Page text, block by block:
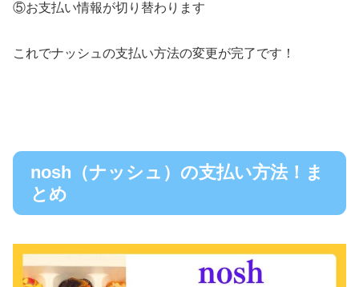
⑤お支払い情報が切り替わります
これでナッシュの支払い方法の変更が完了です！
nosh（ナッシュ）の支払い方法！ま
とめ